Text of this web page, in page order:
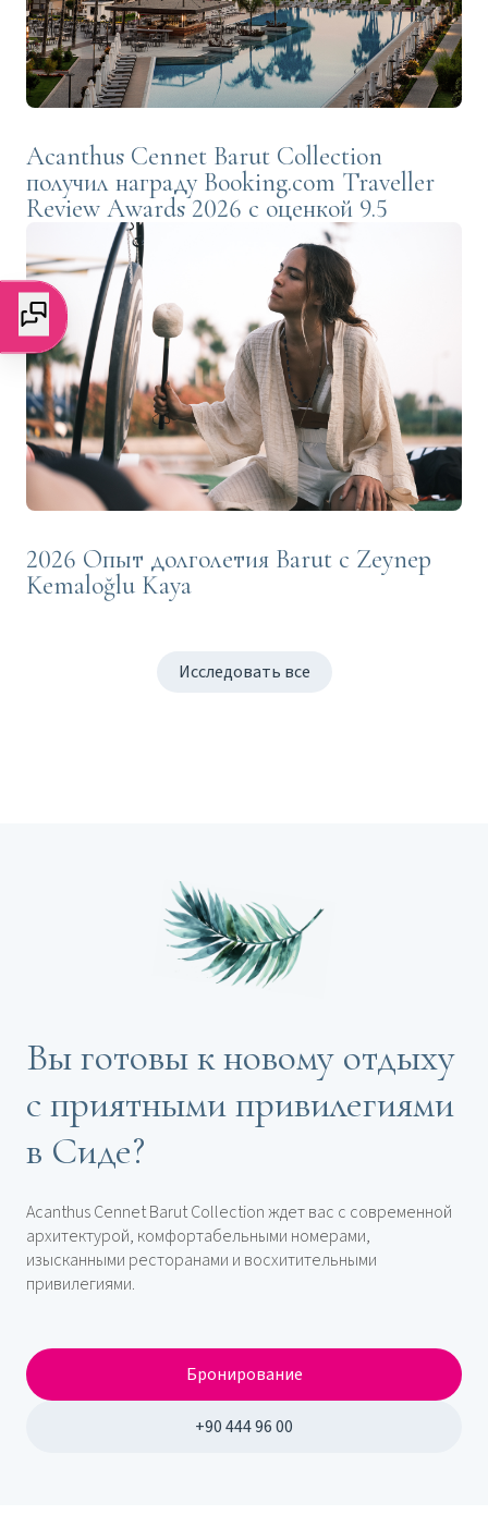
Acanthus Cennet Barut Collection
получил награду Booking.com Traveller
Review Awards 2026 с оценкой 9.5
2026 Опыт долголетия Barut с Zeynep
Kemaloğlu Kaya
Исследовать все
Вы готовы к новому отдыху
с приятными привилегиями
в Сиде?
Acanthus Cennet Barut Collection ждет вас с современной
архитектурой, комфортабельными номерами,
изысканными ресторанами и восхитительными
привилегиями.
Бронирование
+90 444 96 00